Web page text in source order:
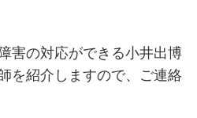
害の対応ができる小井出博
を紹介しますので、ご連絡